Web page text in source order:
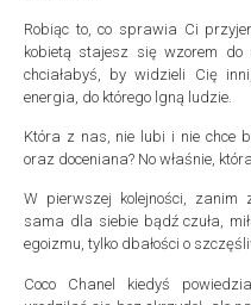
Robiąc to, co sprawia Ci
kobietą stajesz się wzorem do
chciałabyś, by widzieli Cię
energia, do którego lgną ludzie.
Która z nas, nie lubi i nie chce
oraz doceniana? No właśnie,
W pierwszej kolejności, zanim
sama dla siebie bądź czuła,
egoizmu, tylko dbałości o
Coco Chanel kiedyś